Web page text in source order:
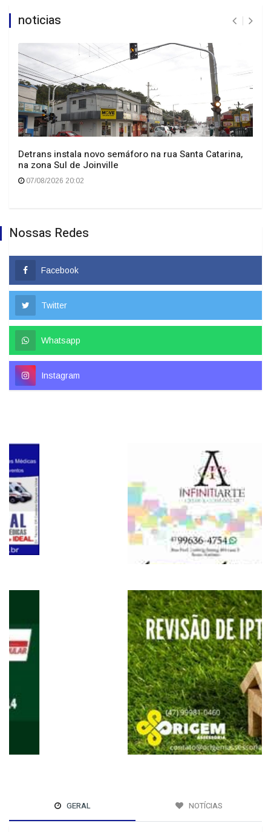
noticias
Detrans instala novo semáforo na rua Santa Catarina,
na zona Sul de Joinville
07/08/2026 20:02
Nossas Redes
Facebook
Twitter
Whatsapp
Instagram